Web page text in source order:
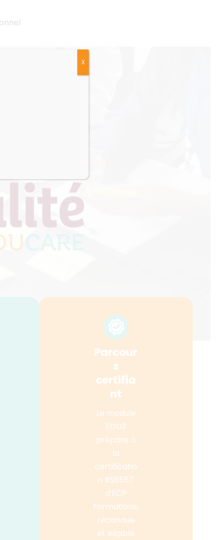
Parcour
s
certifia
nt
Le module
EDU3
prépare à
la
certificatio
n RS6557
d’ECP
Formations,
reconnue
et éligible
X